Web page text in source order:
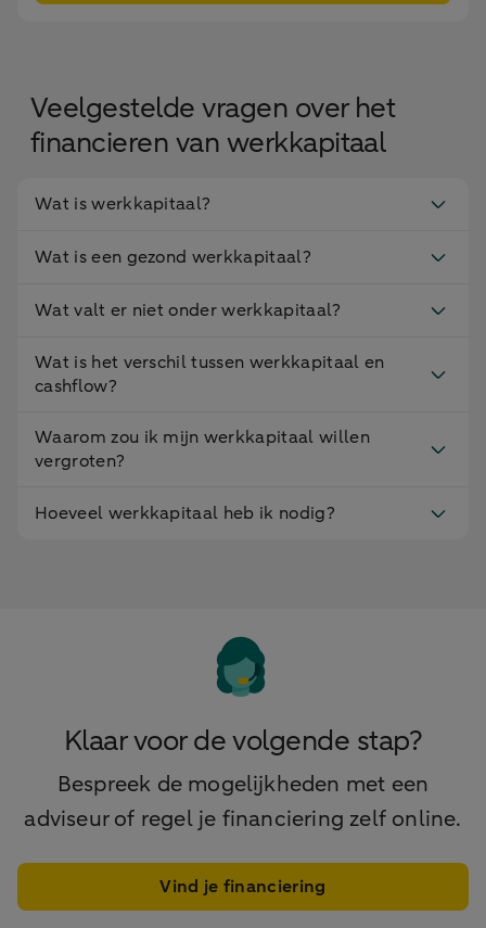
Veelgestelde vragen over het
financieren van werkkapitaal
Wat is werkkapitaal?
Wat is een gezond werkkapitaal?
Wat valt er niet onder werkkapitaal?
Wat is het verschil tussen werkkapitaal en
cashflow?
Waarom zou ik mijn werkkapitaal willen
vergroten?
Hoeveel werkkapitaal heb ik nodig?
Klaar voor de volgende stap?
Bespreek de mogelijkheden met een
adviseur of regel je financiering zelf online.
Vind je financiering